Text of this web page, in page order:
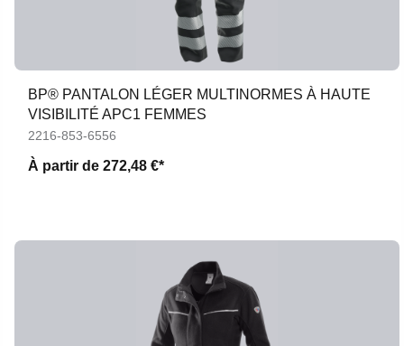
BP® PANTALON LÉGER MULTINORMES À HAUTE
VISIBILITÉ APC1 FEMMES
2216-853-6556
À partir de 272,48 €*